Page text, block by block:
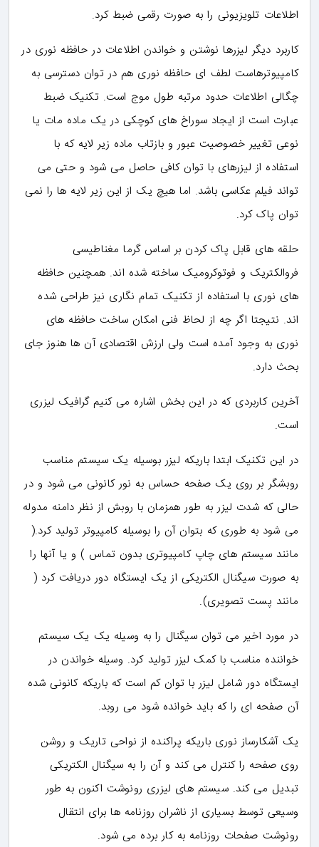
اطلاعات تلویزیونی را به صورت رقمی ضبط کرد.
کاربرد دیگر لیزرها نوشتن و خواندن اطلاعات در حافظه نوری در
کامپیوترهاست لطف ای حافظه نوری هم در توان دسترسی به
چگالی اطلاعات حدود مرتبه طول موج است. تکنیک ضبط
عبارت است از ایجاد سوراخ های کوچکی در یک ماده مات یا
نوعی تغییر خصوصیت عبور و بازتاب ماده زیر لایه که با
استفاده از لیزرهای با توان کافی حاصل می شود و حتی می
تواند فیلم عکاسی باشد. اما هیچ یک از این زیر لایه ها را نمی
توان پاک کرد.
حلقه های قابل پاک کردن بر اساس گرما مغناطیسی
فروالکتریک و فوتوکرومیک ساخته شده اند. همچنین حافظه
های نوری با استفاده از تکنیک تمام نگاری نیز طراحی شده
اند. نتیجتا اگر چه از لحاظ فنی امکان ساخت حافظه های
نوری به وجود آمده است ولی ارزش اقتصادی آن ها هنوز جای
بحث دارد.
آخرین کاربردی که در این بخش اشاره می کنیم گرافیک لیزری
است.
در این تکنیک ابتدا باریکه لیزر بوسیله یک سیستم مناسب
روبشگر بر روی یک صفحه حساس به نور کانونی می شود و در
حالی که شدت لیزر به طور همزمان با روبش از نظر دامنه مدوله
می شود به طوری که بتوان آن را بوسیله کامپیوتر تولید کرد.(
مانند سیستم های چاپ کامپیوتری بدون تماس ) و یا آنها را
به صورت سیگنال الکتریکی از یک ایستگاه دور دریافت کرد (
مانند پست تصویری).
در مورد اخیر می توان سیگنال را به وسیله یک یک سیستم
خواننده مناسب با کمک لیزر تولید کرد. وسیله خواندن در
ایستگاه دور شامل لیزر با توان کم است که باریکه کانونی شده
آن صفحه ای را که باید خوانده شود می روبد.
یک آشکارساز نوری باریکه پراکنده از نواحی تاریک و روشن
روی صفحه را کنترل می کند و آن را به سیگنال الکتریکی
تبدیل می کند. سیستم های لیزری رونوشت اکنون به طور
وسیعی توسط بسیاری از ناشران روزنامه ها برای انتقال
رونوشت صفحات روزنامه به کار برده می شود.